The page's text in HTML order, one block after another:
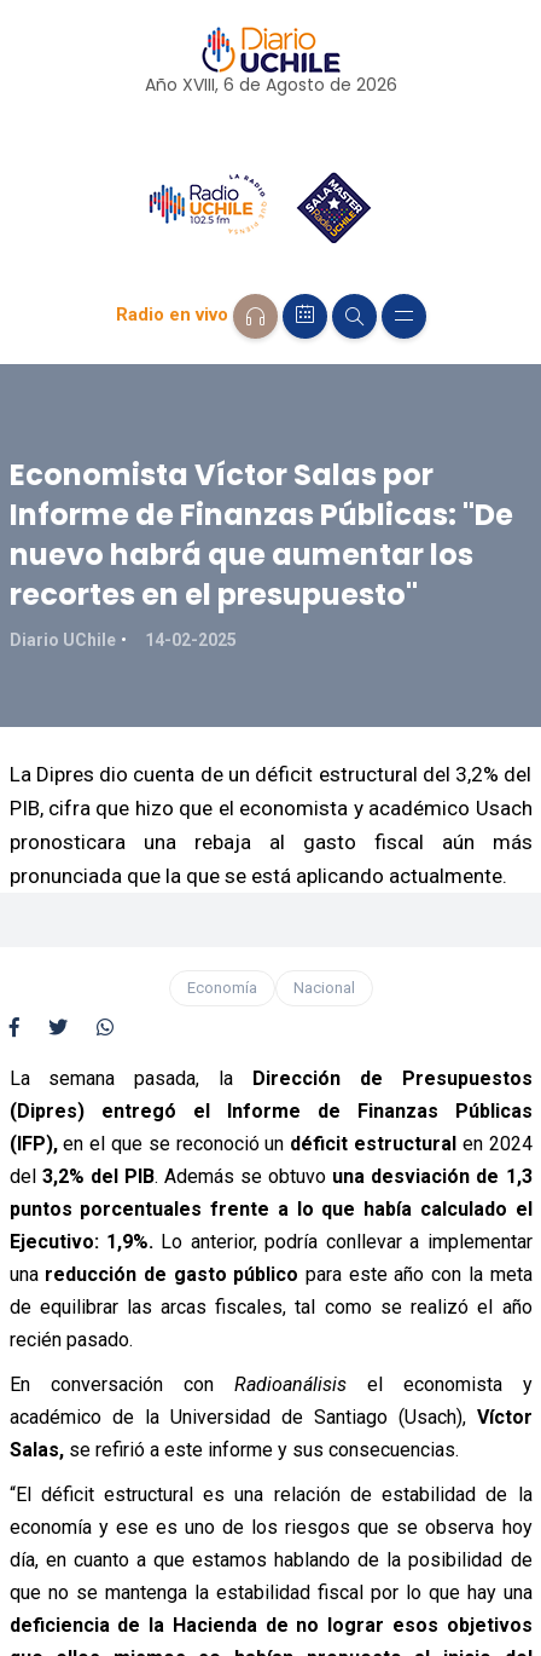
Año XVIII, 6 de Agosto de 2026
Radio en vivo
Economista Víctor Salas por
Informe de Finanzas Públicas: "De
nuevo habrá que aumentar los
recortes en el presupuesto"
Diario UChile 14-02-2025
La Dipres dio cuenta de un déficit estructural del 3,2% del
PIB, cifra que hizo que el economista y académico Usach
pronosticara una rebaja al gasto fiscal aún más
pronunciada que la que se está aplicando actualmente.
Economía Nacional
La semana pasada, la Dirección de Presupuestos
(Dipres) entregó el Informe de Finanzas Públicas
(IFP),en el que se reconoció un déficit estructuralen 2024
del 3,2% del PIB. Además se obtuvo una desviación de 1,3
puntos porcentuales frente a lo que había calculado el
Ejecutivo: 1,9%. Lo anterior, podría conllevar a implementar
unareducción de gasto público para este año con la meta
de equilibrar las arcas fiscales, tal como se realizó el año
recién pasado.
En conversación con Radioanálisis el economista y
académico de la Universidad de Santiago (Usach), Víctor
Salas, se refirió a este informe y sus consecuencias.
“El déficit estructural es una relación de estabilidad de la
economía y ese es uno de los riesgos que se observa hoy
día, en cuanto a que estamos hablando de la posibilidad de
que no se mantenga la estabilidad fiscal por lo quehay una
deficiencia de la Hacienda de no lograr esos objetivos